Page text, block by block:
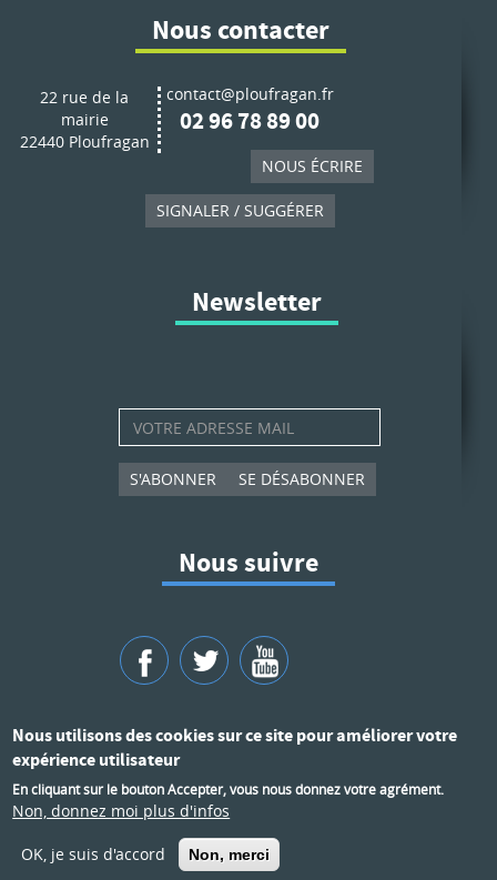
Nous contacter
22 rue de la
mairie
22440 Ploufragan
contact@ploufragan.fr
02 96 78 89 00
NOUS ÉCRIRE
SIGNALER / SUGGÉRER
Newsletter
S'ABONNER SE DÉSABONNER
Nous suivre
Mentions légales Accessibilité
Plan du site
Nous utilisons des cookies sur ce site pour améliorer votre
expérience utilisateur
En cliquant sur le bouton Accepter, vous nous donnez votre agrément.
Non, donnez moi plus d'infos
OK, je suis d'accord Non, merci